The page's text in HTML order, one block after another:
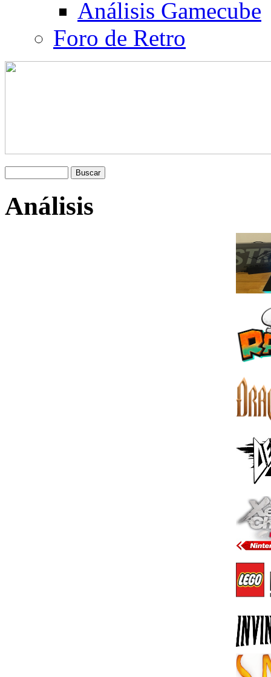
Análisis Gamecube
Foro de Retro
Análisis